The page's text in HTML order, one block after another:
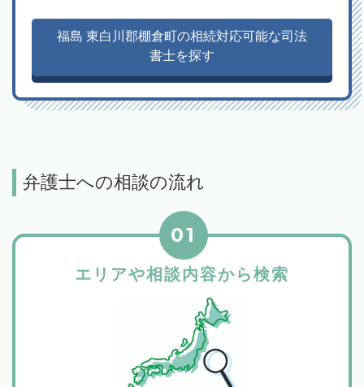
福島 東白川郡棚倉町の相続対応可能な司法
書士を探す
弁護士への相談の流れ
エリアや相談内容から検索
01